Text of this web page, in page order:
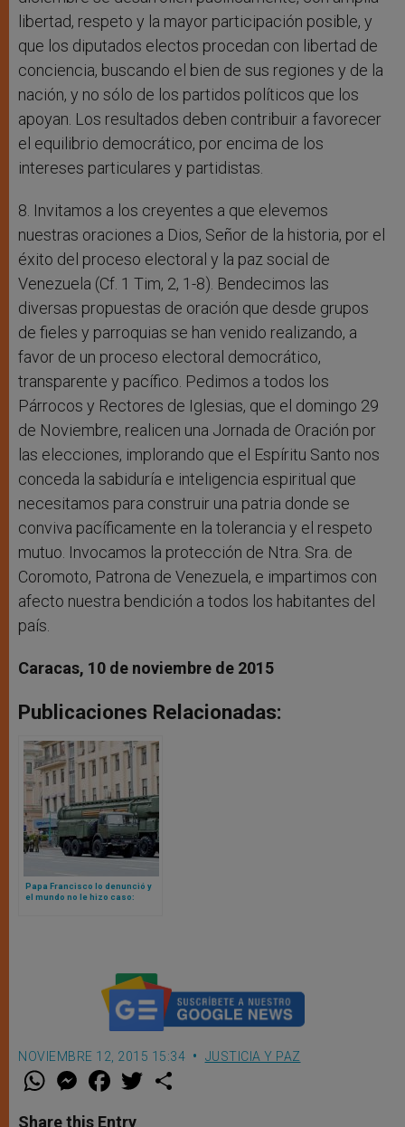
libertad, respeto y la mayor participación posible, y
que los diputados electos procedan con libertad de
conciencia, buscando el bien de sus regiones y de la
nación, y no sólo de los partidos políticos que los
apoyan. Los resultados deben contribuir a favorecer
el equilibrio democrático, por encima de los
intereses particulares y partidistas.
8. Invitamos a los creyentes a que elevemos
nuestras oraciones a Dios, Señor de la historia, por el
éxito del proceso electoral y la paz social de
Venezuela (Cf. 1 Tim, 2, 1-8). Bendecimos las
diversas propuestas de oración que desde grupos
de fieles y parroquias se han venido realizando, a
favor de un proceso electoral democrático,
transparente y pacífico. Pedimos a todos los
Párrocos y Rectores de Iglesias, que el domingo 29
de Noviembre, realicen una Jornada de Oración por
las elecciones, implorando que el Espíritu Santo nos
conceda la sabiduría e inteligencia espiritual que
necesitamos para construir una patria donde se
conviva pacíficamente en la tolerancia y el respeto
mutuo. Invocamos la protección de Ntra. Sra. de
Coromoto, Patrona de Venezuela, e impartimos con
afecto nuestra bendición a todos los habitantes del
país.
Caracas, 10 de noviembre de 2015
Publicaciones Relacionadas:
Papa Francisco lo denunció y
el mundo no le hizo caso:
NOVIEMBRE 12, 2015 15:34 JUSTICIA Y PAZ
W
t
M
e
s
F
a
e
w
Share this Entry